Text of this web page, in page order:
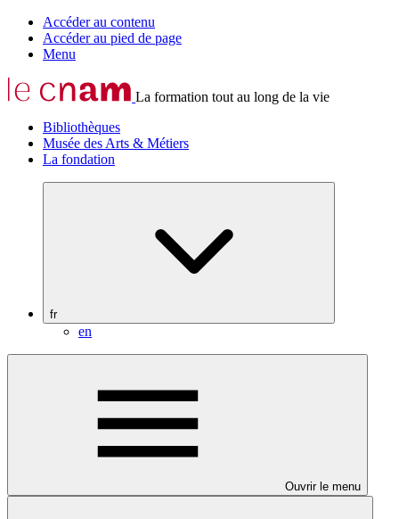
Accéder au contenu
Accéder au pied de page
Menu
La formation tout au long de la vie
Bibliothèques
Musée des Arts & Métiers
La fondation
fr
en
Ouvrir le menu